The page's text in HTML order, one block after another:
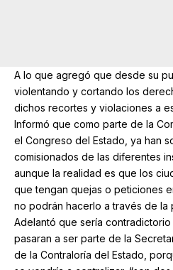
A lo que agregó que desde su
violentando y cortando los
dichos recortes y violaciones a
Informó que como parte de la
el Congreso del Estado, ya han
comisionados de las diferentes
aunque la realidad es que los
que tengan quejas o peticiones
no podrán hacerlo a través de la
Adelantó que sería contradictorio
pasaran a ser parte de la
de la Contraloría del Estado,